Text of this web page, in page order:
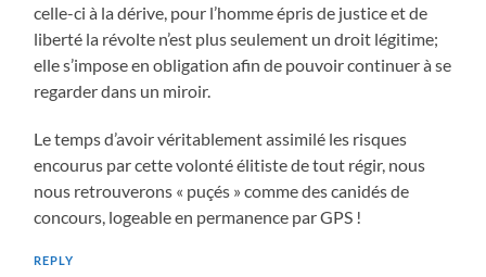
celle-ci à la dérive, pour l’homme épris de justice et de
liberté la révolte n’est plus seulement un droit légitime;
elle s’impose en obligation afin de pouvoir continuer à se
regarder dans un miroir.
Le temps d’avoir véritablement assimilé les risques
encourus par cette volonté élitiste de tout régir, nous
nous retrouverons « puçés » comme des canidés de
concours, logeable en permanence par GPS !
REPLY